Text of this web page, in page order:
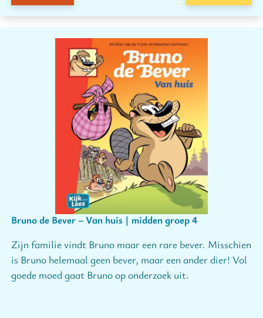
Bruno de Bever – Van huis | midden groep 4
Zijn familie vindt Bruno maar een rare bever. Misschien
is Bruno helemaal geen bever, maar een ander dier! Vol
goede moed gaat Bruno op onderzoek uit.